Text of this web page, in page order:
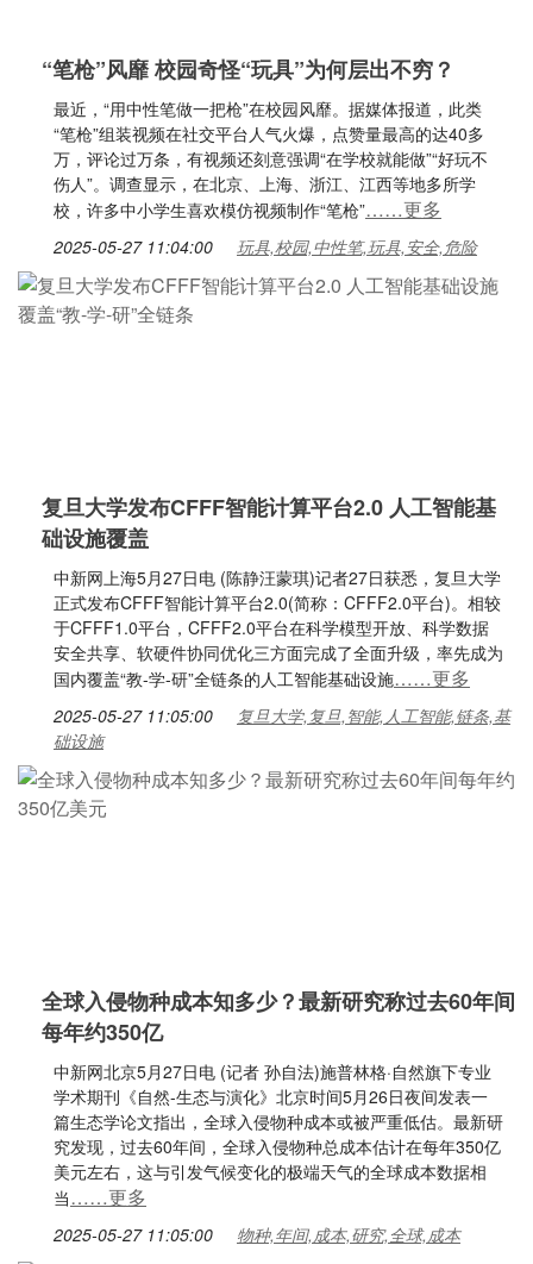
“笔枪”风靡 校园奇怪“玩具”为何层出不穷？
最近，“用中性笔做一把枪”在校园风靡。据媒体报道，此类
“笔枪”组装视频在社交平台人气火爆，点赞量最高的达40多
万，评论过万条，有视频还刻意强调“在学校就能做”“好玩不
伤人”。调查显示，在北京、上海、浙江、江西等地多所学
校，许多中小学生喜欢模仿视频制作“笔枪”……更多
2025-05-27 11:04:00 玩具,校园,中性笔,玩具,安全,危险
复旦大学发布CFFF智能计算平台2.0 人工智能基
础设施覆盖
中新网上海5月27日电 (陈静汪蒙琪)记者27日获悉，复旦大学
正式发布CFFF智能计算平台2.0(简称：CFFF2.0平台)。相较
于CFFF1.0平台，CFFF2.0平台在科学模型开放、科学数据
安全共享、软硬件协同优化三方面完成了全面升级，率先成为
国内覆盖“教-学-研”全链条的人工智能基础设施……更多
2025-05-27 11:05:00
复旦大学,复旦,智能,人工智能,链条,基
础设施
全球入侵物种成本知多少？最新研究称过去60年间
每年约350亿
中新网北京5月27日电 (记者 孙自法)施普林格·自然旗下专业
学术期刊《自然-生态与演化》北京时间5月26日夜间发表一
篇生态学论文指出，全球入侵物种成本或被严重低估。最新研
究发现，过去60年间，全球入侵物种总成本估计在每年350亿
美元左右，这与引发气候变化的极端天气的全球成本数据相
当……更多
2025-05-27 11:05:00 物种,年间,成本,研究,全球,成本